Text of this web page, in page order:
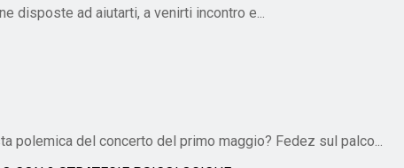
disposte ad aiutarti, a venirti incontro e...
polemica del concerto del primo maggio? Fedez sul palco...